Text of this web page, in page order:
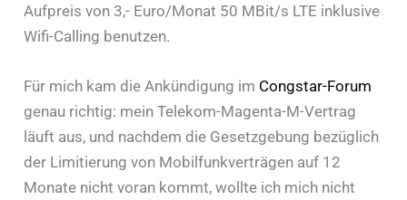
Aufpreis von 3,- Euro/Monat 50 MBit/s LTE inklusive
Wifi-Calling benutzen.
Für mich kam die Ankündigung im Congstar-Forum
genau richtig: mein Telekom-Magenta-M-Vertrag
läuft aus, und nachdem die Gesetzgebung bezüglich
der Limitierung von Mobilfunkverträgen auf 12
Monate nicht voran kommt, wollte ich mich nicht